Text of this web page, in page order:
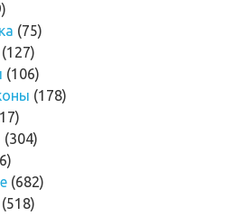
(75)
(127)
(106)
(178)
(304)
(682)
(518)